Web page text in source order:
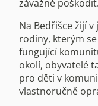
závažně poškodit.
Na Bedřišce žijí
rodiny, kterým
fungující
okolí, obyvatelé
pro děti v
vlastnoručně